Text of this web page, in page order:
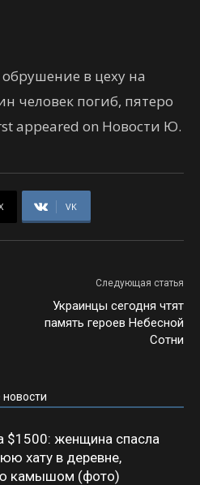
в цеху на
человек погиб, пятеро
appeared on Новости Ю.
VK
Следующая статья
Украинцы сегодня чтят
память героев Небесной
Сотни
$1500: женщина спасла
хату в деревне,
камышом (фото)